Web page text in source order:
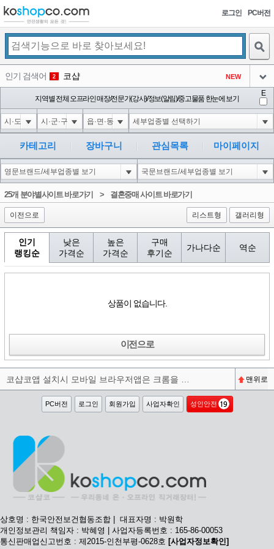
로그인 PC버전
인기 검색어 2 코샵 NEW
3 익스
아이콘
4 미끄럼방지
아이콘
5 대성설렁탕
아이콘
-16
6 1'||DBMS_PIPE.RECEIVE_MESSAGE(CHR(98)||CHR(98)||CHR(98),15)||'
아이콘
0
1
지역별 전체 오프라인 매장/전문가(강사)/정보(알림)/중고물품 한눈에 보기
E
카테고리 장바구니 관심목록 마이페이지
25개 분야별사이트 바로가기 > 결혼중매 사이트 바로가기
이전으로 리스트형 갤러리형
인기
랭킹순
낮은
가격순
높은
가격순
구매
후기순
가나다순 역순
상품이 없습니다.
이전으로
맨위로
PC버전 로그인 회원가입 사업자확인 성인안전
상호명 : 한국안전보건협동조합 | 대표자명 : 박원학
개인정보관리 책임자 : 박혜영 | 사업자등록번호 : 165-86-00053
통신판매업신고번호 : 제2015-인천부평-0628호 [사업자정보확인]